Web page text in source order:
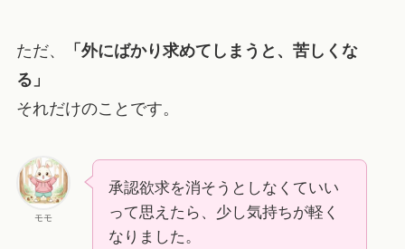
ただ、
「外にばかり求めてしまうと、苦しくな
る」
それだけのことです。
モモ
承認欲求を消そうとしなくていい
って思えたら、少し気持ちが軽く
なりました。